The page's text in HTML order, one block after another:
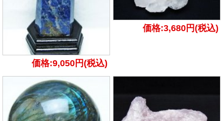
価格:9,050円(税込)
価格:3,680円(税込)